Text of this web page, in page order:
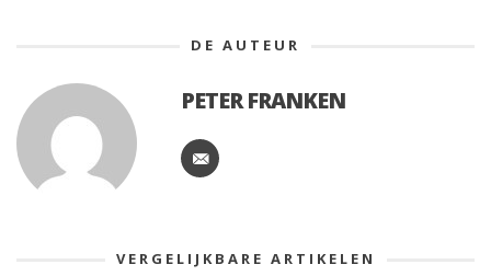
DE AUTEUR
PETER FRANKEN
VERGELIJKBARE ARTIKELEN